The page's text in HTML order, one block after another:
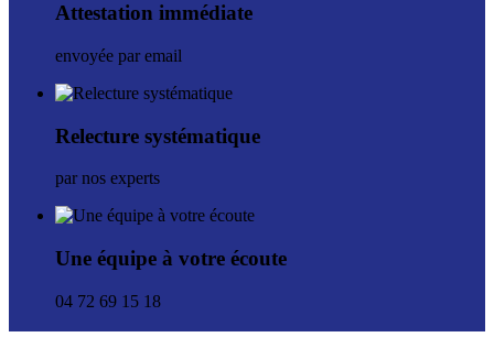
Attestation immédiate
envoyée par email
Relecture systématique
par nos experts
Une équipe à votre écoute
04 72 69 15 18